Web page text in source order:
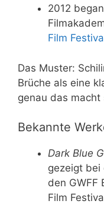
2012
Film
Das Muster:
Brüche als eine
genau das macht
Bekannte
Dark Blue
gezeigt bei
den GWFF
Film